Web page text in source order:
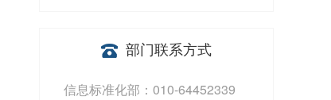
部门联系方式
信息标准化部：010-64452339